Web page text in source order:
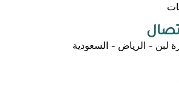
لبن - الرياض - السعودية